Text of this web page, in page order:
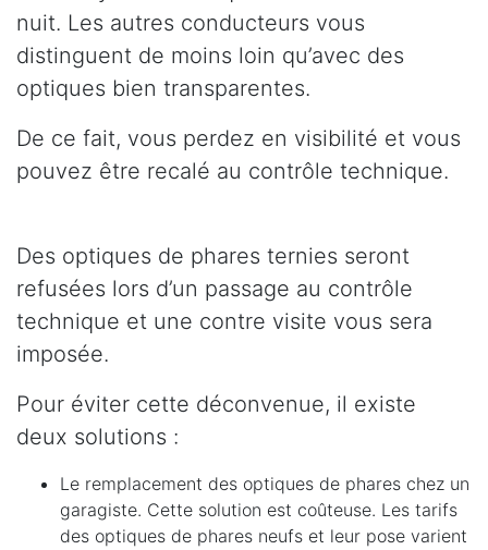
nuit. Les autres conducteurs vous
distinguent de moins loin qu’avec des
optiques bien transparentes.
De ce fait, vous perdez en visibilité et vous
pouvez être recalé au contrôle technique.
Des optiques de phares ternies seront
refusées lors d’un passage au contrôle
technique et une contre visite vous sera
imposée.
Pour éviter cette déconvenue, il existe
deux solutions :
Le remplacement des optiques de phares chez un
garagiste. Cette solution est coûteuse. Les tarifs
des optiques de phares neufs et leur pose varient